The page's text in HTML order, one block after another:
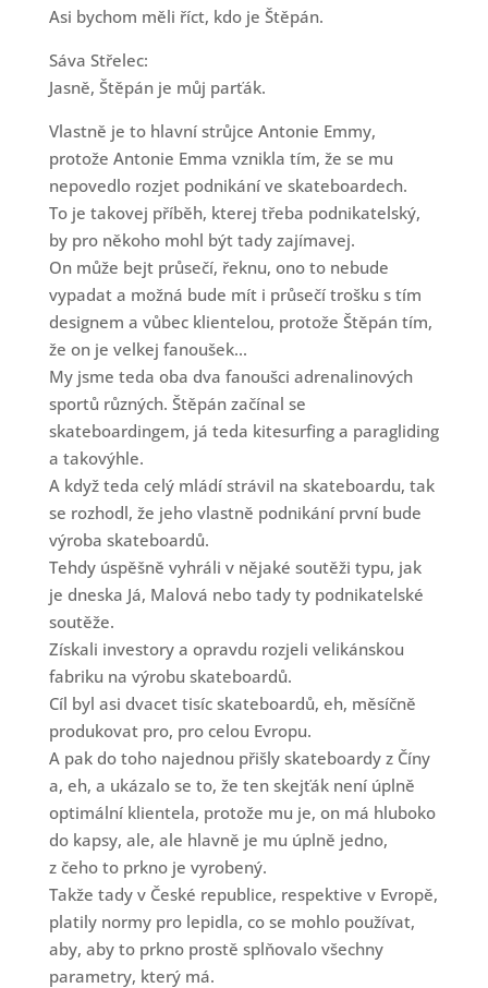
Asi bychom měli říct, kdo je Štěpán.
Sáva Střelec:
Jasně, Štěpán je můj parťák.
Vlastně je to hlavní strůjce Antonie Emmy,
protože Antonie Emma vznikla tím, že se mu
nepovedlo rozjet podnikání ve skateboardech.
To je takovej příběh, kterej třeba podnikatelský,
by pro někoho mohl být tady zajímavej.
On může bejt průsečí, řeknu, ono to nebude
vypadat a možná bude mít i průsečí trošku s tím
designem a vůbec klientelou, protože Štěpán tím,
že on je velkej fanoušek...
My jsme teda oba dva fanoušci adrenalinových
sportů různých. Štěpán začínal se
skateboardingem, já teda kitesurfing a paragliding
a takovýhle.
A když teda celý mládí strávil na skateboardu, tak
se rozhodl, že jeho vlastně podnikání první bude
výroba skateboardů.
Tehdy úspěšně vyhráli v nějaké soutěži typu, jak
je dneska Já, Malová nebo tady ty podnikatelské
soutěže.
Získali investory a opravdu rozjeli velikánskou
fabriku na výrobu skateboardů.
Cíl byl asi dvacet tisíc skateboardů, eh, měsíčně
produkovat pro, pro celou Evropu.
A pak do toho najednou přišly skateboardy z Číny
a, eh, a ukázalo se to, že ten skejťák není úplně
optimální klientela, protože mu je, on má hluboko
do kapsy, ale, ale hlavně je mu úplně jedno,
z čeho to prkno je vyrobený.
Takže tady v České republice, respektive v Evropě,
platily normy pro lepidla, co se mohlo používat,
aby, aby to prkno prostě splňovalo všechny
parametry, který má.